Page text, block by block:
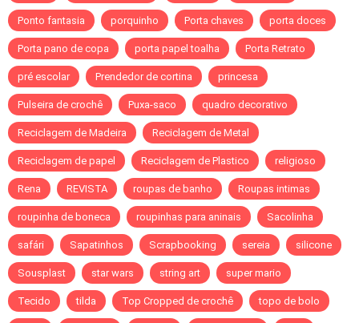
Ponto fantasia porquinho Porta chaves porta doces
Porta pano de copa porta papel toalha Porta Retrato
pré escolar Prendedor de cortina princesa
Pulseira de crochê Puxa-saco quadro decorativo
Reciclagem de Madeira Reciclagem de Metal
Reciclagem de papel Reciclagem de Plastico religioso
Rena REVISTA roupas de banho Roupas intimas
roupinha de boneca roupinhas para aninais Sacolinha
safári Sapatinhos Scrapbooking sereia silicone
Sousplast star wars string art super mario
Tecido tilda Top Cropped de crochê topo de bolo